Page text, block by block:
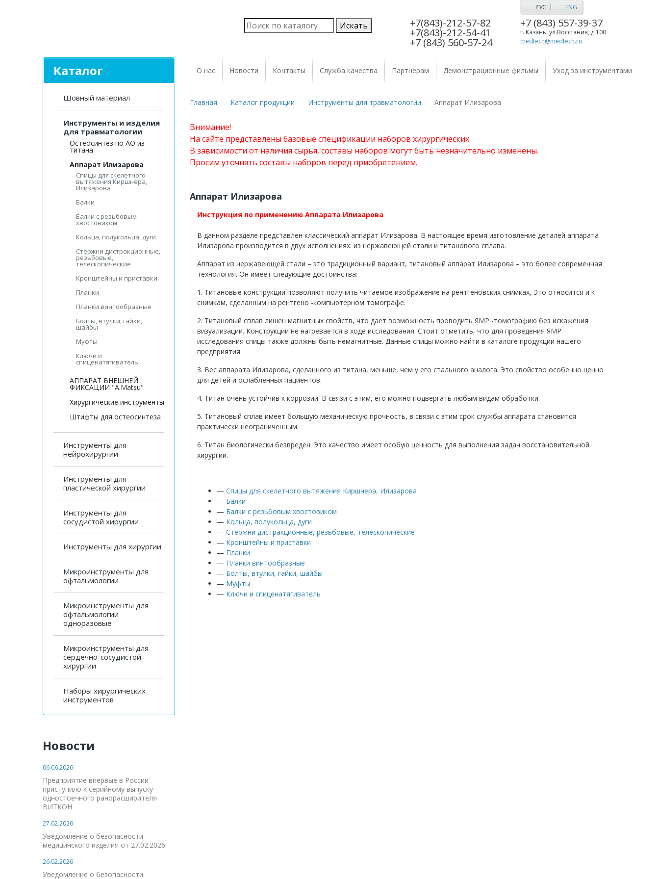
+7(843)-212-57-82
+7(843)-212-54-41
+7 (843) 560-57-24
РУС | ENG
+7 (843) 557-39-37
г. Казань, ул.Восстания, д.100
medtech@medtech.ru
Каталог
Шовный материал
Инструменты и изделия
для травматологии
Остеосинтез по АО из
титана
Аппарат Илизарова
Спицы для cкелетного
вытяжения Киршнера,
Илизарова
Балки
Балки с резьбовым
хвостовиком
Кольца, полукольца, дуги
Стержни дистракционные,
резьбовые,
телескопические
Кронштейны и приставки
Планки
Планки винтообразные
Болты, втулки, гайки,
шайбы
Муфты
Ключи и
спиценатягиватель
АППАРАТ ВНЕШНЕЙ
ФИКСАЦИИ "A.Matsu"
Хирургические инструменты
Штифты для остеосинтеза
Инструменты для
нейрохирургии
Инструменты для
пластической хирургии
Инструменты для
сосудистой хирургии
Инструменты для хирургии
Микроинструменты для
офтальмологии
Микроинструменты для
офтальмологии
одноразовые
Микроинструменты для
сердечно-сосудистой
хирургии
Наборы хирургических
инструментов
Новости
06.06.2026
Предприятие впервые в России
приступило к серийному выпуску
одностоечного ранорасширителя
ВИТКОН
27.02.2026
Уведомление о безопасности
медицинского изделия от 27.02.2026
26.02.2026
Уведомление о безопасности
О нас Новости Контакты Служба качества Партнерам Демонстрационные фильмы Уход за инструментами
Главная Каталог продукции Инструменты для травматологии Аппарат Илизарова
Внимание!
На сайте представлены базовые спецификации наборов хирургических.
В зависимости от наличия сырья, составы наборов могут быть незначительно изменены.
Просим уточнять составы наборов перед приобретением.
Аппарат Илизарова
Инструкция по применению Аппарата Илизарова
В данном разделе представлен классический аппарат Илизарова. В настоящее время изготовление деталей аппарата
Илизарова производится в двух исполнениях: из нержавеющей стали и титанового сплава.
Аппарат из нержавеющей стали – это традиционный вариант, титановый аппарат Илизарова – это более современная
технология. Он имеет следующие достоинства:
1. Титановые конструкции позволяют получить читаемое изображение на рентгеновских снимках, Это относится и к
снимкам, сделанным на рентгено -компьютерном томографе.
2. Титановый сплав лишен магнитных свойств, что дает возможность проводить ЯМР -томографию без искажения
визуализации. Конструкции не нагревается в ходе исследования. Стоит отметить, что для проведения ЯМР
исследования спицы также должны быть немагнитные. Данные спицы можно найти в каталоге продукции нашего
предприятия.
3. Вес аппарата Илизарова, сделанного из титана, меньше, чем у его стального аналога. Это свойство особенно ценно
для детей и ослабленных пациентов.
4. Титан очень устойчив к коррозии. В связи с этим, его можно подвергать любым видам обработки.
5. Титановый сплав имеет большую механическую прочность, в связи с этим срок службы аппарата становится
практически неограниченным.
6. Титан биологически безвреден. Это качество имеет особую ценность для выполнения задач восстановительной
хирургии.
— Спицы для cкелетного вытяжения Киршнера, Илизарова
— Балки
— Балки с резьбовым хвостовиком
— Кольца, полукольца, дуги
— Стержни дистракционные, резьбовые, телескопические
— Кронштейны и приставки
— Планки
— Планки винтообразные
— Болты, втулки, гайки, шайбы
— Муфты
— Ключи и спиценатягиватель